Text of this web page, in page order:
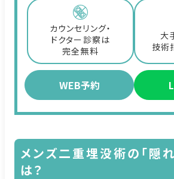
カウンセリング・
ドクター診察は
完全無料
大
技術
WEB予約
メンズ二重埋没術の「隠
は？